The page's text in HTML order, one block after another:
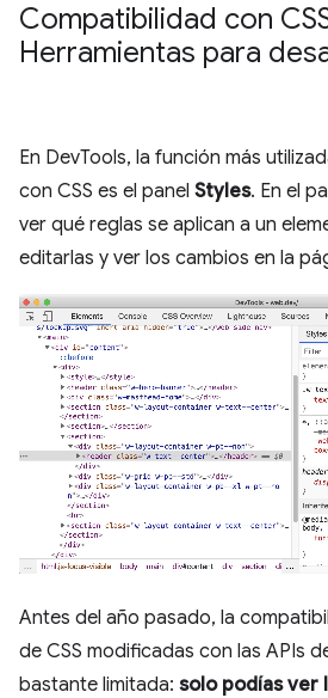
Compatibilidad con
Herramientas para
En DevTools, la función más
con CSS es el panel Styles. En el
ver qué reglas se aplican a un
editarlas y ver los cambios en la
Antes del año pasado, la
de CSS modificadas con las APIs
bastante limitada: solo podías ver